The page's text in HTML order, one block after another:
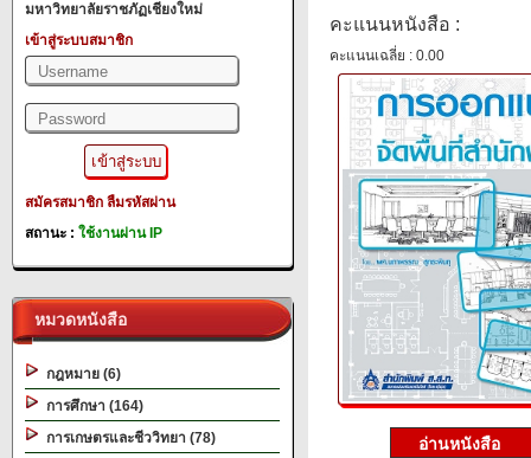
มหาวิทยาลัยราชภัฏเชียงใหม่
เข้าสู่ระบบสมาชิก
สมัครสมาชิก ลืมรหัสผ่าน
สถานะ : ใช้งานผ่าน IP
หมวดหนังสือ
กฎหมาย (6)
การศึกษา (164)
การเกษตรและชีววิทยา (78)
คะแนนหนังสือ :
คะแนนเฉลี่ย : 0.00